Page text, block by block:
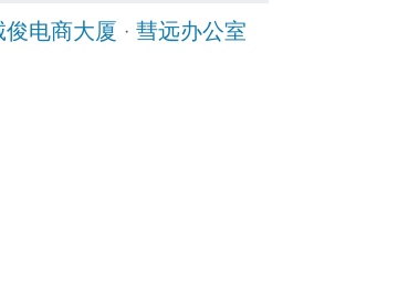
俊电商大厦 · 彗远办公室